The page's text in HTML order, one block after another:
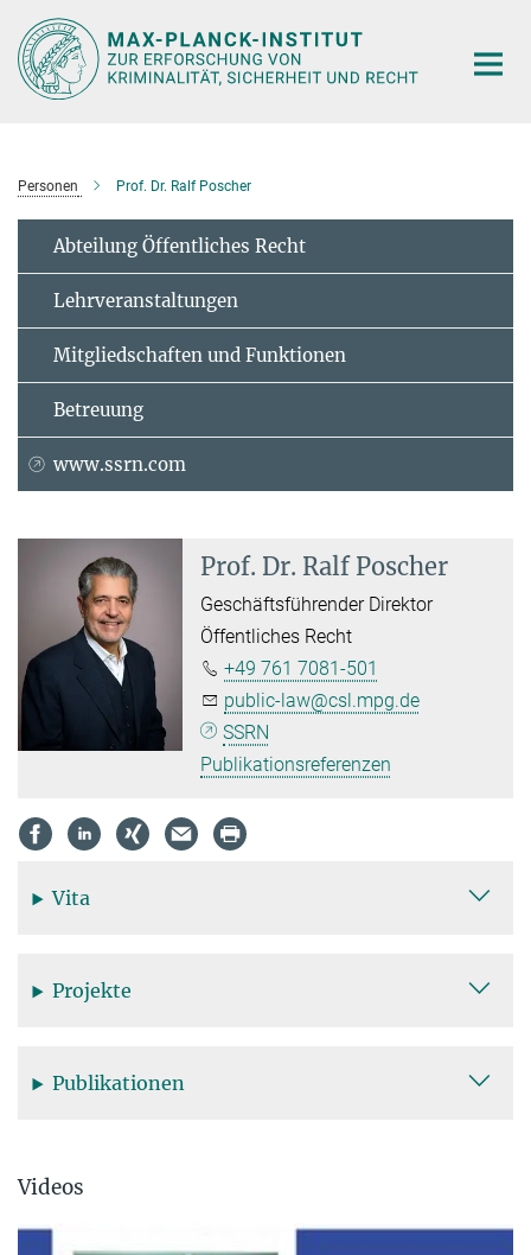
Hauptinhalt
Personen Prof. Dr. Ralf Poscher
Abteilung Öffentliches Recht
Lehrveranstaltungen
Mitgliedschaften und Funktionen
Betreuung
www.ssrn.com
Prof. Dr. Ralf Poscher
Geschäftsführender Direktor
Öffentliches Recht
+49 761 7081-501
public-law@csl.mpg.de
SSRN
Publikationsreferenzen
Vita
Projekte
Publikationen
Videos